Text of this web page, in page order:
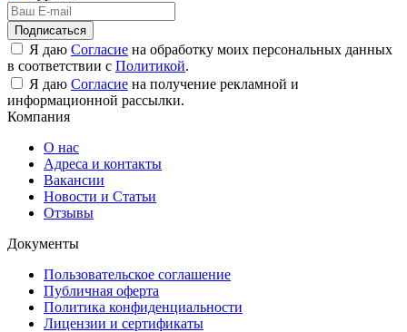
Подписаться
Я даю Согласие на обработку моих персональных данных
в соответствии с Политикой.
Я даю Согласие на получение рекламной и
информационной рассылки.
Компания
О нас
Адреса и контакты
Вакансии
Новости и Статьи
Отзывы
Документы
Пользовательское соглашение
Публичная оферта
Политика конфиденциальности
Лицензии и сертификаты